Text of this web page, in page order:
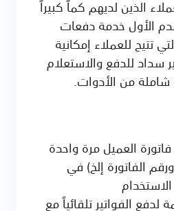
الذين لديهم كماً كبيراً
الأول خدمة دفعات
تتيح للعملاء إمكانية
سداد للدفع والاستعلام
من الأدوات.
فاتورة العميل مرة واحدة
الفاتورة إلخ) في
لدفع الفواتير تلقائياً مع